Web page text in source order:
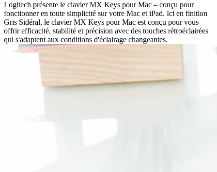
Logitech présente le clavier MX Keys pour Mac – conçu pour
fonctionner en toute simplicité sur votre Mac et iPad. Ici en finition
Gris Sidéral, le clavier MX Keys pour Mac est conçu pour vous
offrir efficacité, stabilité et précision avec des touches rétroéclairées
qui s'adaptent aux conditions d'éclairage changeantes.